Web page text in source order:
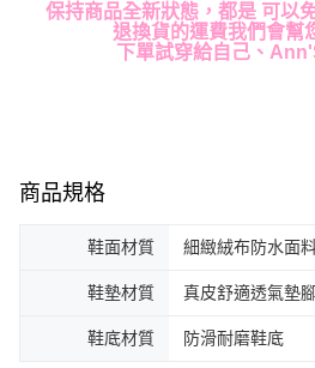
保持商品全新狀態，都是 可以
退換貨的運費我們會幫
下單試穿給自己、
商品規格
鞋面材質 細緻絨布防水面
鞋墊材質 真皮舒適透氣墊腳
鞋底材質 防滑耐磨鞋底